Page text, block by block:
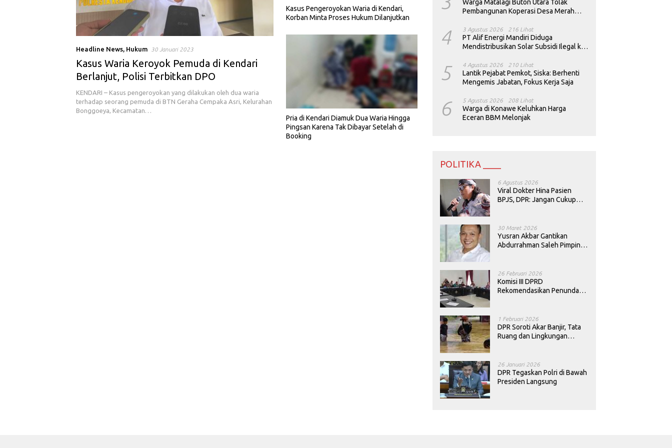
Headline News, Hukum 30 Januari 2023
Kasus Waria Keroyok Pemuda di Kendari
Berlanjut, Polisi Terbitkan DPO
KENDARI – Kasus pengeroyokan yang dilakukan oleh dua waria
terhadap seorang pemuda di BTN Geraha Cempaka Asri, Kelurahan
Bonggoeya, Kecamatan…
Kasus Pengeroyokan Waria di Kendari,
Korban Minta Proses Hukum Dilanjutkan
Pria di Kendari Diamuk Dua Waria Hingga
Pingsan Karena Tak Dibayar Setelah di
Booking
Warga Matalagi Buton Utara Tolak
Pembangunan Koperasi Desa Merah
4 3 Agustus 2026 216 Lihat
PT Alif Energi Mandiri Diduga
Mendistribusikan Solar Subsidi Ilegal ke
5 4 Agustus 2026 210 Lihat
Lantik Pejabat Pemkot, Siska: Berhenti
Mengemis Jabatan, Fokus Kerja Saja
6 5 Agustus 2026 208 Lihat
Warga di Konawe Keluhkan Harga
Eceran BBM Melonjak
POLITIKA ____
6 Agustus 2026
Viral Dokter Hina Pasien
BPJS, DPR: Jangan Cukup
30 Maret 2026
Yusran Akbar Gantikan
Abdurrahman Saleh Pimpin
26 Februari 2026
Komisi III DPRD
Rekomendasikan Penundaan
1 Februari 2026
DPR Soroti Akar Banjir, Tata
Ruang dan Lingkungan
26 Januari 2026
DPR Tegaskan Polri di Bawah
Presiden Langsung